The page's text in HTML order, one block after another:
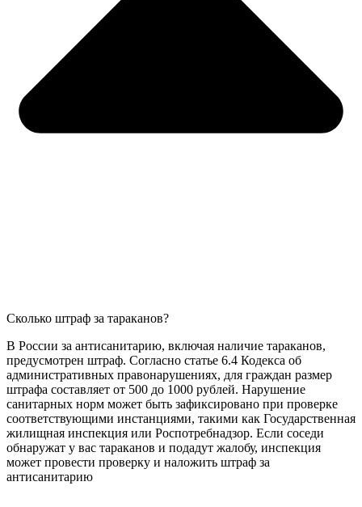
Сколько штраф за тараканов?
В России за антисанитарию, включая наличие тараканов,
предусмотрен штраф. Согласно статье 6.4 Кодекса об
административных правонарушениях, для граждан размер
штрафа составляет от 500 до 1000 рублей. Нарушение
санитарных норм может быть зафиксировано при проверке
соответствующими инстанциями, такими как Государственная
жилищная инспекция или Роспотребнадзор. Если соседи
обнаружат у вас тараканов и подадут жалобу, инспекция
может провести проверку и наложить штраф за
антисанитарию​